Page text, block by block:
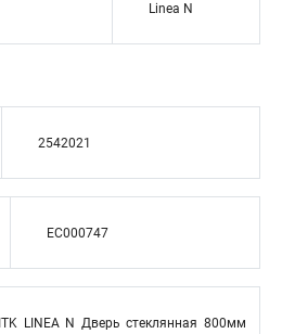
Linea N
2542021
EC000747
ITK LINEA N Дверь стеклянная 800мм